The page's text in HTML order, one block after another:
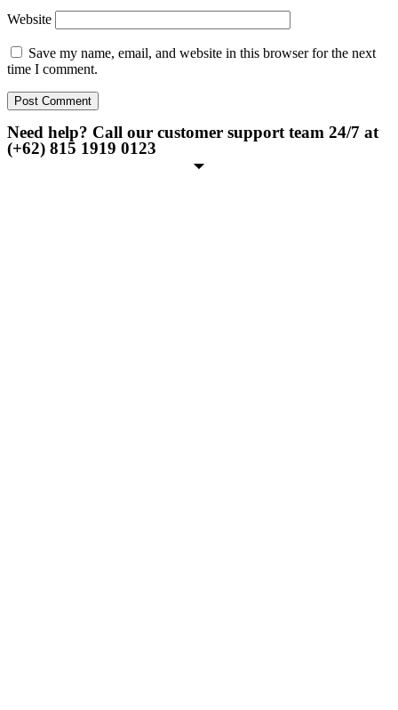
Website
Save my name, email, and website in this browser for the next
time I comment.
Need help? Call our customer support team 24/7 at
(+62) 815 1919 0123